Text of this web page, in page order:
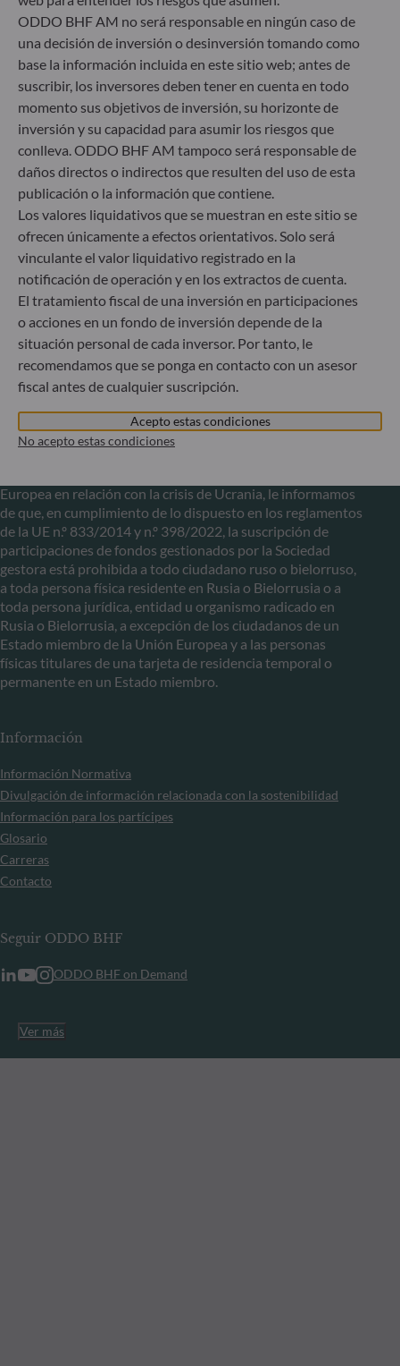
Gallusanlage 8
60329 Frankfurt am Main
Alemania
+49 (0) 69 920 50 0
Sociedad Gestora de Carteras autorizada por la
Bundesanstalt für Finanzdienstleistungsaufsicht (“BaFin”)
Registro Comercial: HRB 11971 juzgado de primera
instancia de Düsseldorf
ODDO BHF Asset Management LUX
6, rue Gabriel Lippmann
L-5365 Munsbach
Luxemburgo
+352 45 76 76 245
Sociedad gestora de carteras autorizada por la Commission
de Surveillance du Secteur Financier (CSSF) – Registro
Mercantil: B 29891
Comunicación sobre las sanciones de la UE contra Rusia
Europea en relación con la crisis de Ucrania, le informamos
de que, en cumplimiento de lo dispuesto en los reglamentos
de la UE n.º 833/2014 y n.º 398/2022, la suscripción de
participaciones de fondos gestionados por la Sociedad
gestora está prohibida a todo ciudadano ruso o bielorruso,
a toda persona física residente en Rusia o Bielorrusia o a
toda persona jurídica, entidad u organismo radicado en
Rusia o Bielorrusia, a excepción de los ciudadanos de un
Estado miembro de la Unión Europea y a las personas
físicas titulares de una tarjeta de residencia temporal o
permanente en un Estado miembro.
Información
Información Normativa
Divulgación de información relacionada con la sostenibilidad
Información para los partícipes
Glosario
Carreras
Contacto
Seguir ODDO BHF
ODDO BHF on Demand
Ver más
ODDO BHF AM no será responsable en ningún caso de
una decisión de inversión o desinversión tomando como
base la información incluida en este sitio web; antes de
suscribir, los inversores deben tener en cuenta en todo
momento sus objetivos de inversión, su horizonte de
inversión y su capacidad para asumir los riesgos que
conlleva. ODDO BHF AM tampoco será responsable de
daños directos o indirectos que resulten del uso de esta
publicación o la información que contiene.
Los valores liquidativos que se muestran en este sitio se
ofrecen únicamente a efectos orientativos. Solo será
vinculante el valor liquidativo registrado en la
notificación de operación y en los extractos de cuenta.
El tratamiento fiscal de una inversión en participaciones
o acciones en un fondo de inversión depende de la
situación personal de cada inversor. Por tanto, le
recomendamos que se ponga en contacto con un asesor
fiscal antes de cualquier suscripción.
Acepto estas condiciones
No acepto estas condiciones